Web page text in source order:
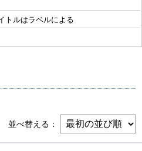
トルはラベルによる
並べ替える